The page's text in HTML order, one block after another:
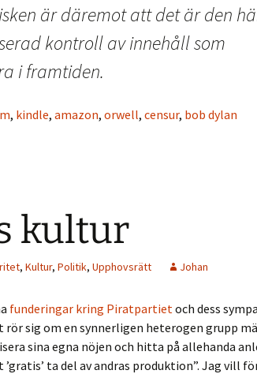
är däremot att det är den
kontroll av innehåll som
i framtiden.
, kindle, amazon, orwell, censur, bob dylan
kultur
, Kultur, Politik, Upphovsrätt Johan
funderingar kring Piratpartietoch dess
sig om en synnerligen heterogen grupp
sina egna nöjen och hitta på allehanda
ta del av andras produktion”. Jag vill